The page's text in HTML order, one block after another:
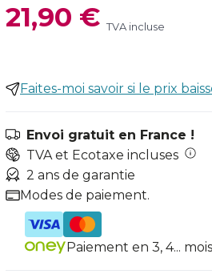
21,90 € TVA incluse
Faites-moi savoir si le prix
Envoi gratuit en France !
TVA et Ecotaxe incluses
2 ans de garantie
Modes de paiement.
Paiement en 3, 4... mois